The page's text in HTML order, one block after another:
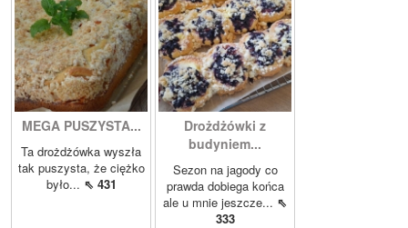
MEGA PUSZYSTA...
Ta drożdżówka wyszła
tak puszysta, że ciężko
było... ⇖ 431
Drożdżówki z
budyniem...
Sezon na jagody co
prawda dobiega końca
ale u mnie jeszcze... ⇖
333